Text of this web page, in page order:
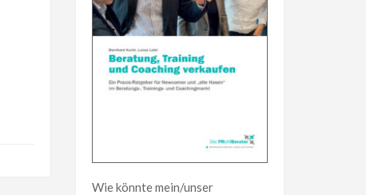
Wie könnte mein/unser